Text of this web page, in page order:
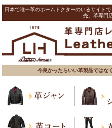
日本で唯一革のホームドクターのいるサイト
売。革専門
今良かったらいい革製品ではな